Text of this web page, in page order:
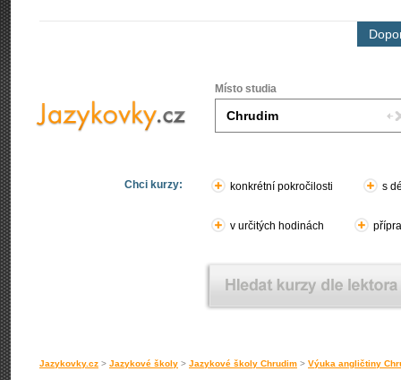
Místo studia
Chci kurzy: konkrétní pokročilosti s
v určitých hodinách
Jazykovky.cz > Jazykové školy > Jazykové školy Chrudim > Výuka angličtiny